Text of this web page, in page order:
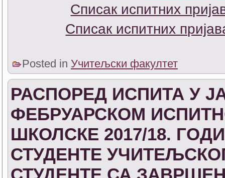
Списак испитних
Списак испитних
Posted in Учитељски факултет
РАСПОРЕД ИСПИТА У
ФЕБРУАРСКОМ
ШКОЛСКЕ 2017/18.
СТУДЕНТЕ